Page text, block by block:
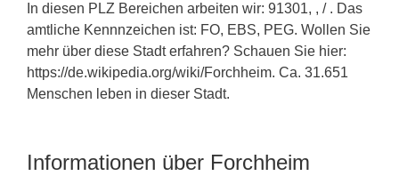
In diesen PLZ Bereichen arbeiten wir: 91301, , / . Das
amtliche Kennnzeichen ist: FO, EBS, PEG. Wollen Sie
mehr über diese Stadt erfahren? Schauen Sie hier:
https://de.wikipedia.org/wiki/Forchheim. Ca. 31.651
Menschen leben in dieser Stadt.
Informationen über Forchheim